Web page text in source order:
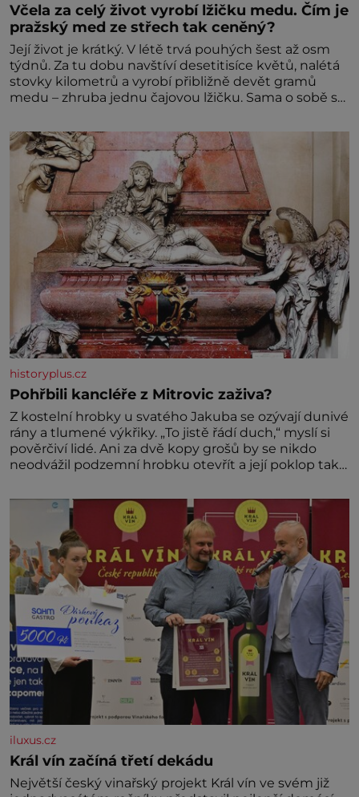
Včela za celý život vyrobí lžičku medu. Čím je
pražský med ze střech tak ceněný?
Její život je krátký. V létě trvá pouhých šest až osm
týdnů. Za tu dobu navštíví desetitisíce květů, nalétá
stovky kilometrů a vyrobí přibližně devět gramů
medu – zhruba jednu čajovou lžičku. Sama o sobě se
dalšími desítkami tisíc příslušnic svého včelstva,
vznikne jeden z nejdokonalejších organismů
historyplus.cz
Pohřbili kancléře z Mitrovic zaživa?
Z kostelní hrobky u svatého Jakuba se ozývají dunivé
rány a tlumené výkřiky. „To jistě řádí duch,“ myslí si
pověrčiví lidé. Ani za dvě kopy grošů by se nikdo
neodvážil podzemní hrobku otevřít a její poklop tak
divné burácení skutečně ustane. Když o mnoho let
později hrobku
iluxus.cz
Král vín začíná třetí dekádu
Největší český vinařský projekt Král vín ve svém již